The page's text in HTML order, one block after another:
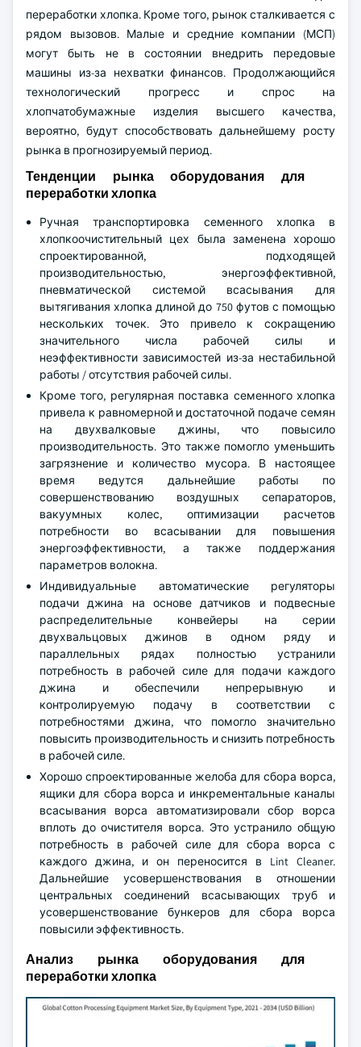
переработки хлопка. Кроме того, рынок сталкивается с
рядом вызовов. Малые и средние компании (МСП)
могут быть не в состоянии внедрить передовые
машины из-за нехватки финансов. Продолжающийся
технологический прогресс и спрос на
хлопчатобумажные изделия высшего качества,
вероятно, будут способствовать дальнейшему росту
рынка в прогнозируемый период.
Тенденции рынка оборудования для
переработки хлопка
Ручная транспортировка семенного хлопка в
хлопкоочистительный цех была заменена хорошо
спроектированной, подходящей
производительностью, энергоэффективной,
пневматической системой всасывания для
вытягивания хлопка длиной до 750 футов с помощью
нескольких точек. Это привело к сокращению
значительного числа рабочей силы и
неэффективности зависимостей из-за нестабильной
работы / отсутствия рабочей силы.
Кроме того, регулярная поставка семенного хлопка
привела к равномерной и достаточной подаче семян
на двухвалковые джины, что повысило
производительность. Это также помогло уменьшить
загрязнение и количество мусора. В настоящее
время ведутся дальнейшие работы по
совершенствованию воздушных сепараторов,
вакуумных колес, оптимизации расчетов
потребности во всасывании для повышения
энергоэффективности, а также поддержания
параметров волокна.
Индивидуальные автоматические регуляторы
подачи джина на основе датчиков и подвесные
распределительные конвейеры на серии
двухвальцовых джинов в одном ряду и
параллельных рядах полностью устранили
потребность в рабочей силе для подачи каждого
джина и обеспечили непрерывную и
контролируемую подачу в соответствии с
потребностями джина, что помогло значительно
повысить производительность и снизить потребность
в рабочей силе.
Хорошо спроектированные желоба для сбора ворса,
ящики для сбора ворса и инкрементальные каналы
всасывания ворса автоматизировали сбор ворса
вплоть до очистителя ворса. Это устранило общую
потребность в рабочей силе для сбора ворса с
каждого джина, и он переносится в Lint Cleaner.
Дальнейшие усовершенствования в отношении
центральных соединений всасывающих труб и
усовершенствование бункеров для сбора ворса
повысили эффективность.
Анализ рынка оборудования для
переработки хлопка